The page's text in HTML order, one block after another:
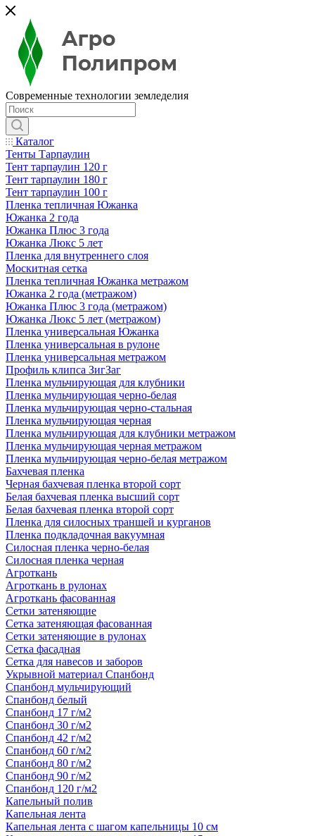
Современные технологии земледелия
Каталог
Тенты Тарпаулин
Тент тарпаулин 120 г
Тент тарпаулин 180 г
Тент тарпаулин 100 г
Пленка тепличная Южанка
Южанка 2 года
Южанка Плюс 3 года
Южанка Люкс 5 лет
Пленка для внутреннего слоя
Москитная сетка
Пленка тепличная Южанка метражом
Южанка 2 года (метражом)
Южанка Плюс 3 года (метражом)
Южанка Люкс 5 лет (метражом)
Пленка универсальная Южанка
Пленка универсальная в рулоне
Пленка универсальная метражом
Профиль клипса ЗигЗаг
Пленка мульчирующая для клубники
Пленка мульчирующая черно-белая
Пленка мульчирующая черно-стальная
Пленка мульчирующая черная
Пленка мульчирующая для клубники метражом
Пленка мульчирующая черная метражом
Пленка мульчирующая черно-белая метражом
Бахчевая пленка
Черная бахчевая пленка второй сорт
Белая бахчевая пленка высший сорт
Белая бахчевая пленка второй сорт
Пленка для силосных траншей и курганов
Пленка подкладочная вакуумная
Силосная пленка черно-белая
Силосная пленка черная
Агроткань
Агроткань в рулонах
Агроткань фасованная
Сетки затеняющие
Сетка затеняющая фасованная
Сетки затеняющие в рулонах
Сетка фасадная
Сетка для навесов и заборов
Укрывной материал Спанбонд
Спанбонд мульчирующий
Спанбонд белый
Спанбонд 17 г/м2
Спанбонд 30 г/м2
Спанбонд 42 г/м2
Спанбонд 60 г/м2
Спанбонд 80 г/м2
Спанбонд 90 г/м2
Спанбонд 120 г/м2
Капельный полив
Капельная лента
Капельная лента с шагом капельницы 10 см